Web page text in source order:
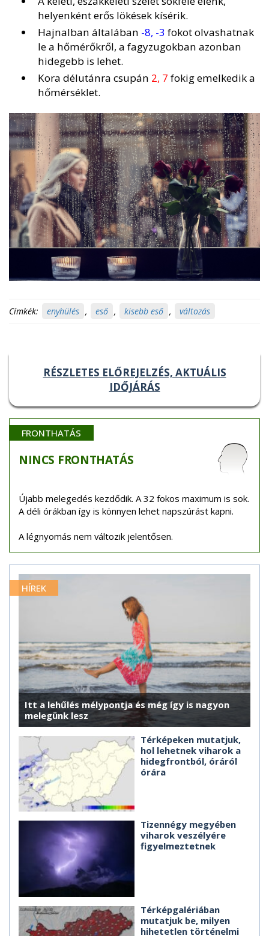
helyenként erős lökések kísérik.
Hajnalban általában -8, -3 fokot olvashatnak
le a hőmérőkről, a fagyzugokban azonban
hidegebb is lehet.
Kora délutánra csupán 2, 7 fokig emelkedik a
hőmérséklet.
Címkék: enyhülés , eső , kisebb eső , változás
RÉSZLETES ELŐREJELZÉS, AKTUÁLIS
IDŐJÁRÁS
FRONTHATÁS
NINCS FRONTHATÁS
Újabb melegedés kezdődik. A 32 fokos maximum is sok.
A déli órákban így is könnyen lehet napszúrást kapni.
A légnyomás nem változik jelentősen.
HÍREK
Itt a lehűlés mélypontja és még így is nagyon
melegünk lesz
Térképeken mutatjuk,
hol lehetnek viharok a
hidegfrontból, óráról
órára
Tizennégy megyében
viharok veszélyére
figyelmeztetnek
Térképgalériában
mutatjuk be, milyen
hihetetlen történelmi